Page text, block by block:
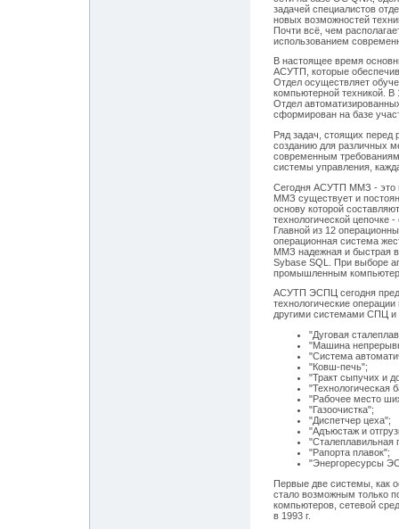
задачей специалистов
новых возможностей
Почти всё, чем
использованием
В настоящее время
АСУТП, которые
Отдел осуществляет
компьютерной техникой.
Отдел
сформирован на базе
Ряд задач, стоящих перед
созданию для различных
современным
системы управления,
Сегодня АСУТП ММЗ - это
ММЗ существует и
основу которой
технологической цепочке
Главной из 12
операционная система
ММЗ надежная и быстрая в
Sybase SQL. При выборе
промышленным
АСУТП ЭСПЦ сегодня
технологические
другими системами СПЦ и
"Дуговая
"Машина
"Система
"Ковш-печь";
"Тракт сыпучих и
"Технологическая
"Рабочее место
"Газоочистка";
"Диспетчер цеха";
"Адъюстаж и
"Сталеплавильная
"Рапорта плавок";
"Энергоресурсы
Первые две системы, как
стало возможным только
компьютеров, сетевой
в 1993 г.